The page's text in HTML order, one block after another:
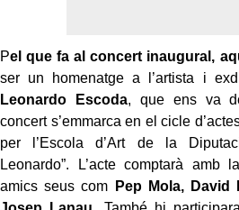
Pel que fa al concert inaugural,
ser un homenatge a l’artista i
Leonardo Escoda, que ens va
concert s’emmarca en el cicle
per l’Escola d’Art de la
Leonardo”. L’acte comptarà
amics seus com
Pep Mola,